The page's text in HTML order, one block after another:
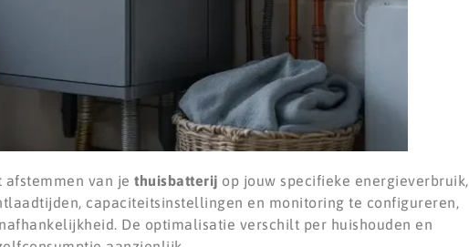
van je thuisbatterij op jouw specifieke energieverbruik,
capaciteitsinstellingen en monitoring te configureren,
De optimalisatie verschilt per huishouden en